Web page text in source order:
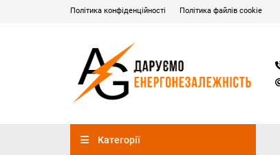
Політика конфіденційності Політика файлів cookie
Категорії